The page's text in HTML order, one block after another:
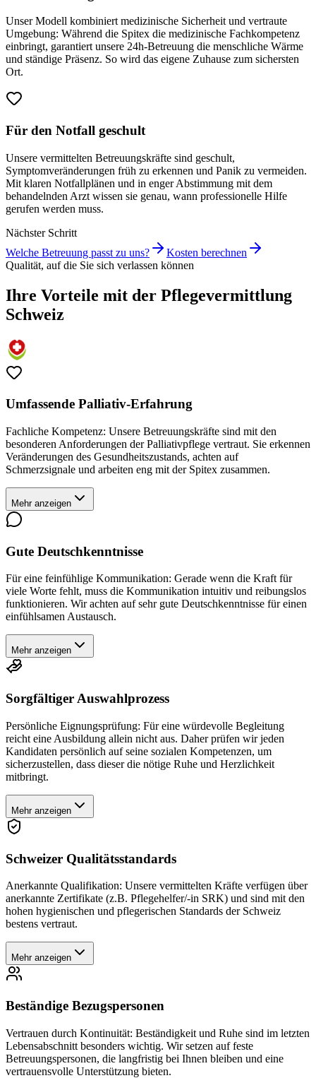
Unser Modell kombiniert medizinische Sicherheit und vertraute
Umgebung: Während die Spitex die medizinische Fachkompetenz
einbringt, garantiert unsere 24h-Betreuung die menschliche Wärme
und ständige Präsenz. So wird das eigene Zuhause zum sichersten
Ort.
Für den Notfall geschult
Unsere vermittelten Betreuungskräfte sind geschult,
Symptomveränderungen früh zu erkennen und Panik zu vermeiden.
Mit klaren Notfallplänen und in enger Abstimmung mit dem
behandelnden Arzt wissen sie genau, wann professionelle Hilfe
gerufen werden muss.
Nächster Schritt
Welche Betreuung passt zu uns?
Kosten berechnen
Qualität, auf die Sie sich verlassen können
Ihre Vorteile mit der Pflegevermittlung
Schweiz
Umfassende Palliativ-Erfahrung
Fachliche Kompetenz: Unsere Betreuungskräfte sind mit den
besonderen Anforderungen der Palliativpflege vertraut. Sie erkennen
Veränderungen des Gesundheitszustands, achten auf
Schmerzsignale und arbeiten eng mit der Spitex zusammen.
Mehr anzeigen
Gute Deutschkenntnisse
Für eine feinfühlige Kommunikation: Gerade wenn die Kraft für
viele Worte fehlt, muss die Kommunikation intuitiv und reibungslos
funktionieren. Wir achten auf sehr gute Deutschkenntnisse für einen
einfühlsamen Austausch.
Mehr anzeigen
Sorgfältiger Auswahlprozess
Persönliche Eignungsprüfung: Für eine würdevolle Begleitung
reicht eine Ausbildung allein nicht aus. Daher prüfen wir jeden
Kandidaten persönlich auf seine sozialen Kompetenzen, um
sicherzustellen, dass dieser die nötige Ruhe und Herzlichkeit
mitbringt.
Mehr anzeigen
Schweizer Qualitätsstandards
Anerkannte Qualifikation: Unsere vermittelten Kräfte verfügen über
anerkannte Zertifikate (z.B. Pflegehelfer/-in SRK) und sind mit den
hohen hygienischen und pflegerischen Standards der Schweiz
bestens vertraut.
Mehr anzeigen
Beständige Bezugspersonen
Vertrauen durch Kontinuität: Beständigkeit und Ruhe sind im letzten
Lebensabschnitt besonders wichtig. Wir setzen auf feste
Betreuungspersonen, die langfristig bei Ihnen bleiben und eine
vertrauensvolle Unterstützung bieten.